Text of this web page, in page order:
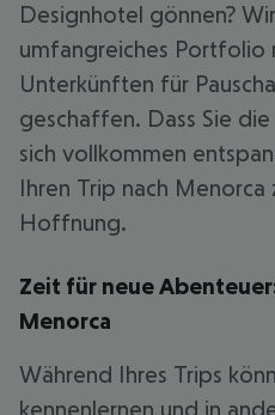
Designhotel gönnen?
umfangreiches Portfolio
Unterkünften für
geschaffen. Dass Sie
sich vollkommen
Ihren Trip nach Menorca
Hoffnung.
Zeit für neue
Menorca
Während Ihres Trips
kennenlernen und in